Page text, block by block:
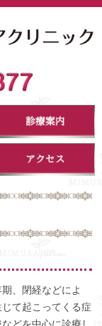
、閉経などによ
て起こってくる症